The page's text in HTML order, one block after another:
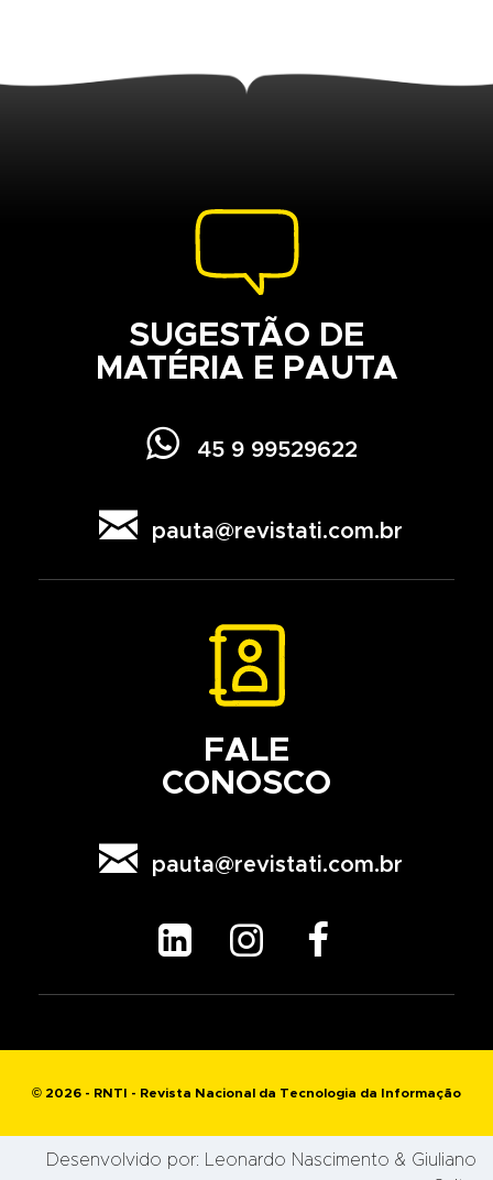
SUGESTÃO DE
MATÉRIA E PAUTA
 45 9 99529622
 pauta@revistati.com.br
FALE
CONOSCO
 pauta@revistati.com.br
  
© 2026 - RNTI - Revista Nacional da Tecnologia da Informação
Desenvolvido por: Leonardo Nascimento & Giuliano